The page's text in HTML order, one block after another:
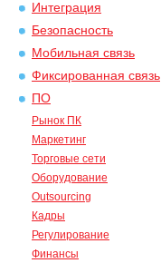
Интеграция
Безопасность
Мобильная связь
Фиксированная связь
ПО
Рынок ПК
Маркетинг
Торговые сети
Оборудование
Outsourcing
Кадры
Регулирование
Финансы